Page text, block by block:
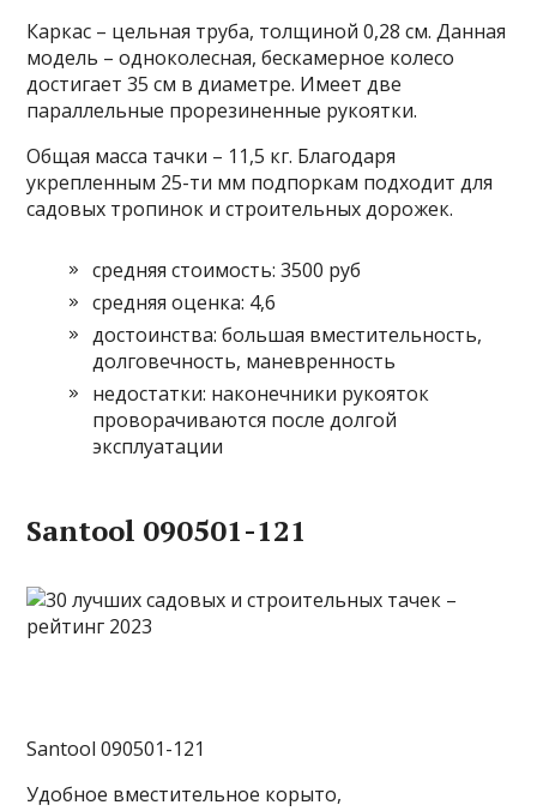
Каркас – цельная труба, толщиной 0,28 см. Данная
модель – одноколесная, бескамерное колесо
достигает 35 см в диаметре. Имеет две
параллельные прорезиненные рукоятки.
Общая масса тачки – 11,5 кг. Благодаря
укрепленным 25-ти мм подпоркам подходит для
садовых тропинок и строительных дорожек.
средняя стоимость: 3500 руб
средняя оценка: 4,6
достоинства: большая вместительность,
долговечность, маневренность
недостатки: наконечники рукояток
проворачиваются после долгой
эксплуатации
Santool 090501-121
Santool 090501-121
Удобное вместительное корыто,